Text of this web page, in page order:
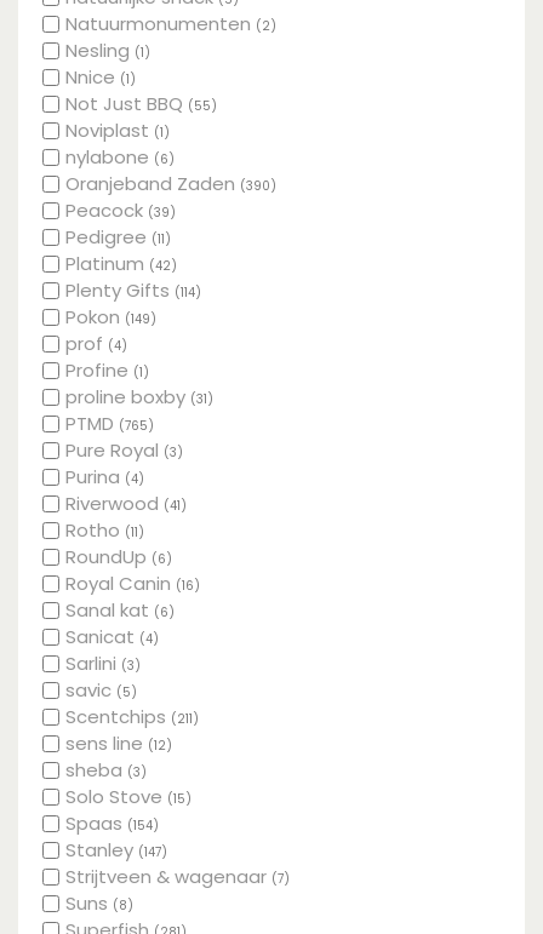
Natuurmonumenten (2)
Nesling (1)
Nnice (1)
Not Just BBQ (55)
Noviplast (1)
nylabone (6)
Oranjeband Zaden (390)
Peacock (39)
Pedigree (11)
Platinum (42)
Plenty Gifts (114)
Pokon (149)
prof (4)
Profine (1)
proline boxby (31)
PTMD (765)
Pure Royal (3)
Purina (4)
Riverwood (41)
Rotho (11)
RoundUp (6)
Royal Canin (16)
Sanal kat (6)
Sanicat (4)
Sarlini (3)
savic (5)
Scentchips (211)
sens line (12)
sheba (3)
Solo Stove (15)
Spaas (154)
Stanley (147)
Strijtveen & wagenaar (7)
Suns (8)